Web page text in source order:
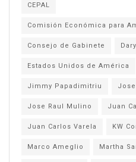
CEPAL
Comisión Económica para
Consejo de Gabinete
Estados Unidos de América
Jimmy Papadimitriu
Jose Raul Mulino Juan
Juan Carlos Varela KW
Marco Ameglio Martha